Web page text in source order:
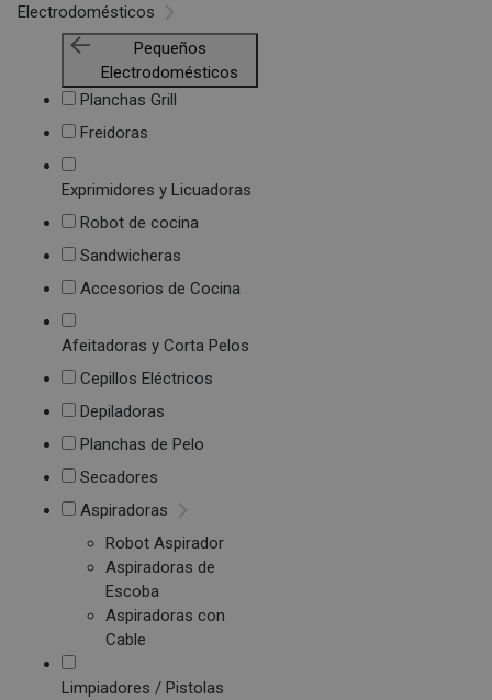
Electrodomésticos
Pequeños
Electrodomésticos
Planchas Grill
Freidoras
Exprimidores y Licuadoras
Robot de cocina
Sandwicheras
Accesorios de Cocina
Afeitadoras y Corta Pelos
Cepillos Eléctricos
Depiladoras
Planchas de Pelo
Secadores
Aspiradoras
Robot Aspirador
Aspiradoras de
Escoba
Aspiradoras con
Cable
Limpiadores / Pistolas